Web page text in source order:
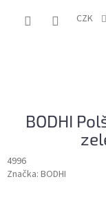
CZK
BODHI
4996
Značka: BODHI